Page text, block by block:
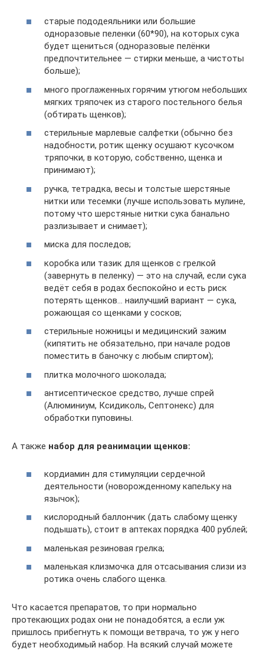
старые пододеяльники или большие
одноразовые пеленки (60*90), на которых сука
будет щениться (одноразовые пелёнки
предпочтительнее — стирки меньше, а чистоты
больше);
много проглаженных горячим утюгом небольших
мягких тряпочек из старого постельного белья
(обтирать щенков);
стерильные марлевые салфетки (обычно без
надобности, ротик щенку осушают кусочком
тряпочки, в которую, собственно, щенка и
принимают);
ручка, тетрадка, весы и толстые шерстяные
нитки или тесемки (лучше использовать мулине,
потому что шерстяные нитки сука банально
разлизывает и снимает);
миска для последов;
коробка или тазик для щенков с грелкой
(завернуть в пеленку) — это на случай, если сука
ведёт себя в родах беспокойно и есть риск
потерять щенков… наилучший вариант — сука,
рожающая со щенками у сосков;
стерильные ножницы и медицинский зажим
(кипятить не обязательно, при начале родов
поместить в баночку с любым спиртом);
плитка молочного шоколада;
антисептическое средство, лучше спрей
(Алюминиум, Ксидиколь, Септонекс) для
обработки пуповины.
А также набор для реанимации щенков:
кордиамин для стимуляции сердечной
деятельности (новорожденному капельку на
язычок);
кислородный баллончик (дать слабому щенку
подышать), стоит в аптеках порядка 400 рублей;
маленькая резиновая грелка;
маленькая клизмочка для отсасывания слизи из
ротика очень слабого щенка.
Что касается препаратов, то при нормально
протекающих родах они не понадобятся, а если уж
пришлось прибегнуть к помощи ветврача, то уж у него
будет необходимый набор. На всякий случай можете